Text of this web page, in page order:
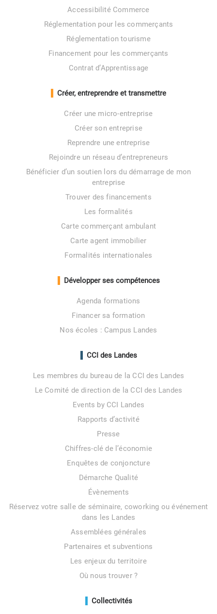
Accessibilité Commerce
Réglementation pour les commerçants
Réglementation tourisme
Financement pour les commerçants
Contrat d’Apprentissage
Créer, entreprendre et transmettre
Créer une micro-entreprise
Créer son entreprise
Reprendre une entreprise
Rejoindre un réseau d’entrepreneurs
Bénéficier d’un soutien lors du démarrage de mon
entreprise
Trouver des financements
Les formalités
Carte commerçant ambulant
Carte agent immobilier
Formalités internationales
Développer ses compétences
Agenda formations
Financer sa formation
Nos écoles : Campus Landes
CCI des Landes
Les membres du bureau de la CCI des Landes
Le Comité de direction de la CCI des Landes
Events by CCI Landes
Rapports d’activité
Presse
Chiffres-clé de l’économie
Enquêtes de conjoncture
Démarche Qualité
Évènements
Réservez votre salle de séminaire, coworking ou événement
dans les Landes
Assemblées générales
Partenaires et subventions
Les enjeux du territoire
Où nous trouver ?
Collectivités